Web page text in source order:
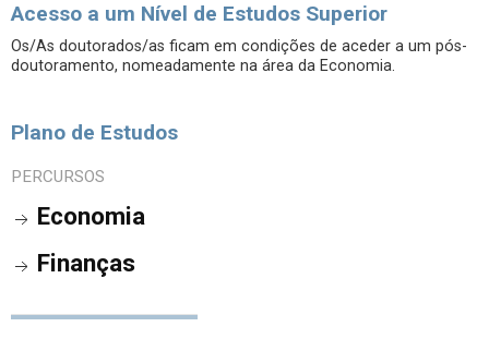
Acesso a um Nível de Estudos Superior
Os/As doutorados/as ficam em condições de aceder a um pós-
doutoramento, nomeadamente na área da Economia.
Plano de Estudos
PERCURSOS
Economia
Finanças